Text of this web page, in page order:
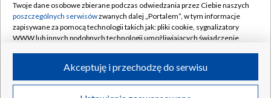
Rada Programowa
System NOS
Informacje o nadawcy
Program dla prasy
Kontakt
Kanały
©2026 Telewizja Polska S.A. w likwidacji
Twoje dane osobowe zbierane podczas odwiedzania przez Ciebie naszych
poszczególnych serwisówzwanych dalej „Portalem”, w tym informacje
zapisywane za pomocą technologii takich jak: pliki cookie, sygnalizatory
WWW lub innych podobnych technologii umożliwiających świadczenie
ruchu w Internecie.
Twoje dane osobowe zbierane podczas odwiedzania przez Ciebie
Akceptuję i przechodzę do serwisu